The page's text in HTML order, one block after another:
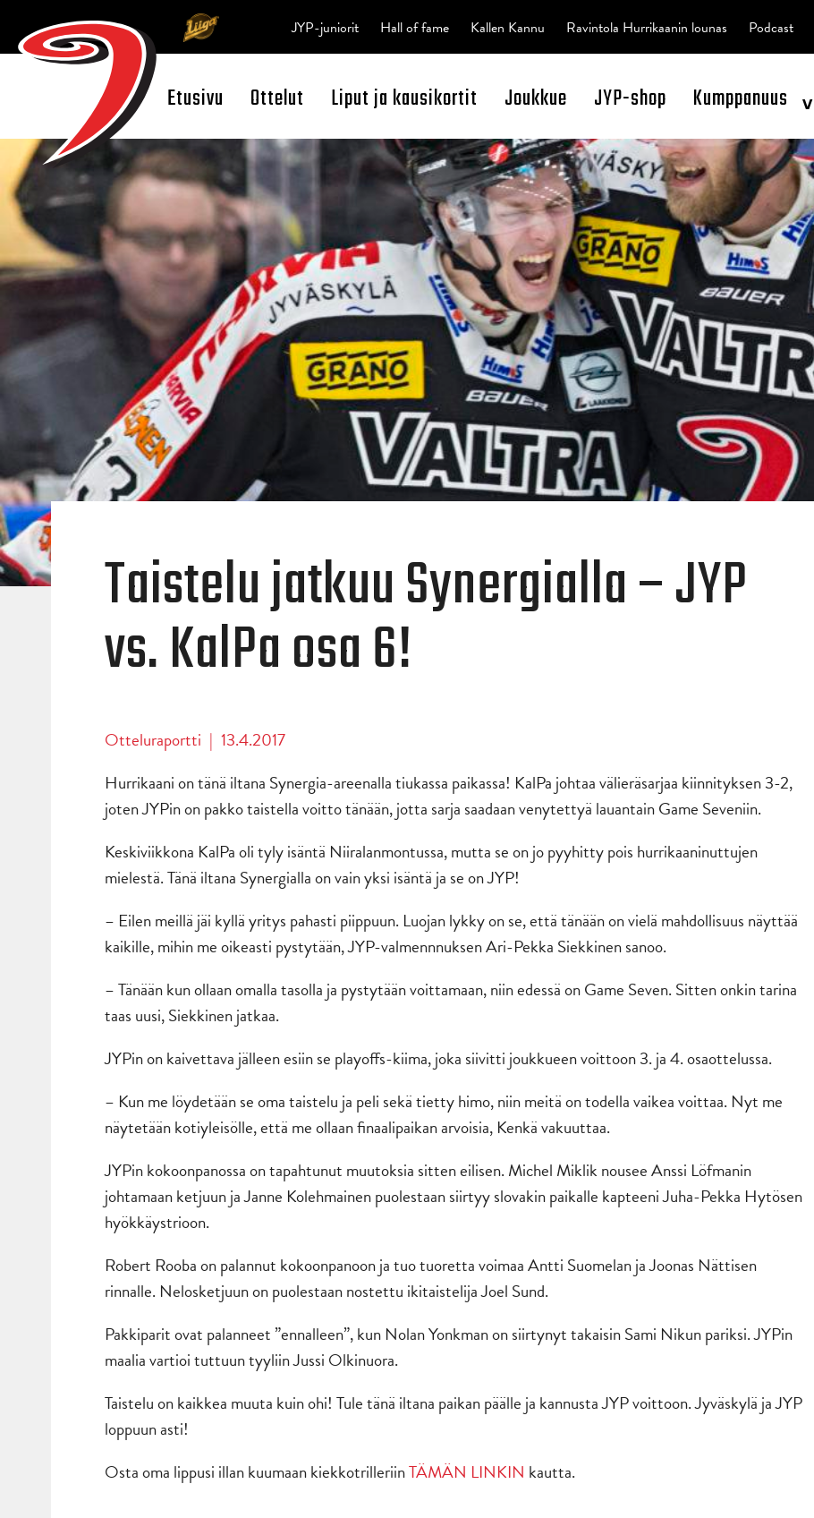
Open Search
Etusivu Ottelut Liput ja kausikortit Joukkue JYP-shop Kumppanuus ^
JYP-juniorit Hall of fame Kallen Kannu Ravintola Hurrikaanin lounas Podcast
Taistelu jatkuu Synergialla – JYP
vs. KalPa osa 6!
Otteluraportti | 13.4.2017
Hurrikaani on tänä iltana Synergia-areenalla tiukassa paikassa! KalPa johtaa välieräsarjaa kiinnityksen 3-2,
joten JYPin on pakko taistella voitto tänään, jotta sarja saadaan venytettyä lauantain Game Seveniin.
Keskiviikkona KalPa oli tyly isäntä Niiralanmontussa, mutta se on jo pyyhitty pois hurrikaaninuttujen
mielestä. Tänä iltana Synergialla on vain yksi isäntä ja se on JYP!
– Eilen meillä jäi kyllä yritys pahasti piippuun. Luojan lykky on se, että tänään on vielä mahdollisuus näyttää
kaikille, mihin me oikeasti pystytään, JYP-valmennnuksen Ari-Pekka Siekkinen sanoo.
– Tänään kun ollaan omalla tasolla ja pystytään voittamaan, niin edessä on Game Seven. Sitten onkin tarina
taas uusi, Siekkinen jatkaa.
JYPin on kaivettava jälleen esiin se playoffs-kiima, joka siivitti joukkueen voittoon 3. ja 4. osaottelussa.
– Kun me löydetään se oma taistelu ja peli sekä tietty himo, niin meitä on todella vaikea voittaa. Nyt me
näytetään kotiyleisölle, että me ollaan finaalipaikan arvoisia, Kenkä vakuuttaa.
JYPin kokoonpanossa on tapahtunut muutoksia sitten eilisen. Michel Miklik nousee Anssi Löfmanin
johtamaan ketjuun ja Janne Kolehmainen puolestaan siirtyy slovakin paikalle kapteeni Juha-Pekka Hytösen
hyökkäystrioon.
Robert Rooba on palannut kokoonpanoon ja tuo tuoretta voimaa Antti Suomelan ja Joonas Nättisen
rinnalle. Nelosketjuun on puolestaan nostettu ikitaistelija Joel Sund.
Pakkiparit ovat palanneet ”ennalleen”, kun Nolan Yonkman on siirtynyt takaisin Sami Nikun pariksi. JYPin
maalia vartioi tuttuun tyyliin Jussi Olkinuora.
Taistelu on kaikkea muuta kuin ohi! Tule tänä iltana paikan päälle ja kannusta JYP voittoon. Jyväskylä ja JYP
loppuun asti!
Osta oma lippusi illan kuumaan kiekkotrilleriinTÄMÄN LINKIN kautta.